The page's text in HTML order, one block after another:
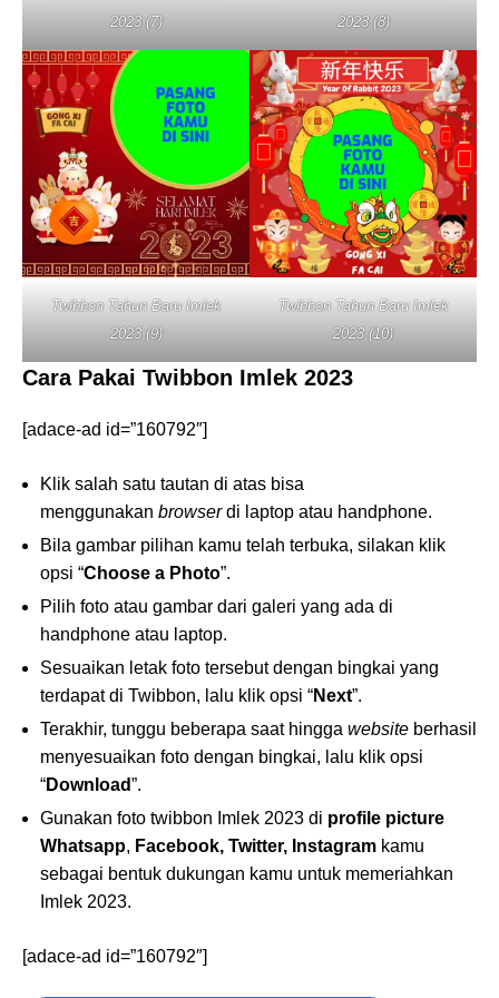
2023 (7)
2023 (8)
Twibbon Tahun Baru Imlek
2023 (9)
Twibbon Tahun Baru Imlek
2023 (10)
Cara Pakai Twibbon Imlek 2023
[adace-ad id=”160792″]
Klik salah satu tautan di atas bisa
menggunakan browserdi laptop atau handphone.
Bila gambar pilihan kamu telah terbuka, silakan klik
opsi “Choose a Photo”.
Pilih foto atau gambar dari galeri yang ada di
handphone atau laptop.
Sesuaikan letak foto tersebut dengan bingkai yang
terdapat di Twibbon, lalu klik opsi “Next”.
Terakhir, tunggu beberapa saat hingga website berhasil
menyesuaikan foto dengan bingkai, lalu klik opsi
“Download”.
Gunakan foto twibbon Imlek 2023 di profile picture
Whatsapp, Facebook, Twitter, Instagram kamu
sebagai bentuk dukungan kamu untuk memeriahkan
Imlek 2023.
[adace-ad id=”160792″]